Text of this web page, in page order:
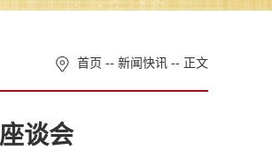
首页 -- 新闻快讯 -- 正文
谈会